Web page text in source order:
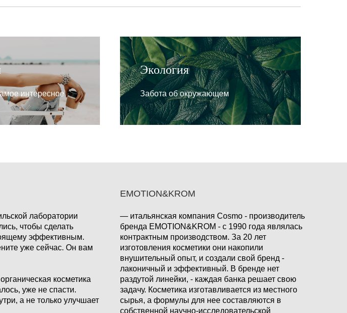
интересное
Экология
Забота об окружающем
лаборатории
чтобы сделать
эффективным.
уже сейчас. Он вам
косметика
уже не спасти.
а не только улучшает
— итальянская компания Cosmo - производитель
бренда EMOTION&KROM - с 1990 года являлась
контрактным производством. За 20 лет
изготовления косметики они накопили
внушительный опыт, и создали свой бренд -
лаконичный и эффективный. В бренде нет
раздутой линейки, - каждая банка решает свою
задачу. Косметика изготавливается из местного
сырья, а формулы для нее составляются в
собственной научно-исследовательской
EMOTION&KROM